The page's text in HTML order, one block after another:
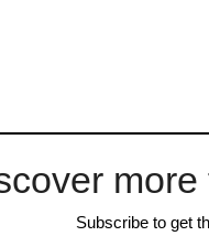
Subscribe to get